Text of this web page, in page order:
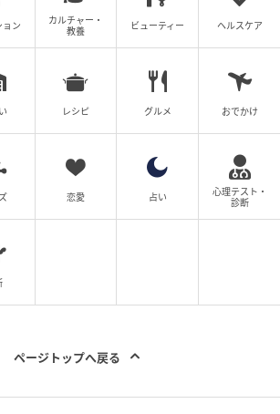
ョン
カルチャー・
教養
ビューティー ヘルスケア
レシピ グルメ おでかけ
恋愛 占い
心理テスト・
診断
ページトップへ戻る